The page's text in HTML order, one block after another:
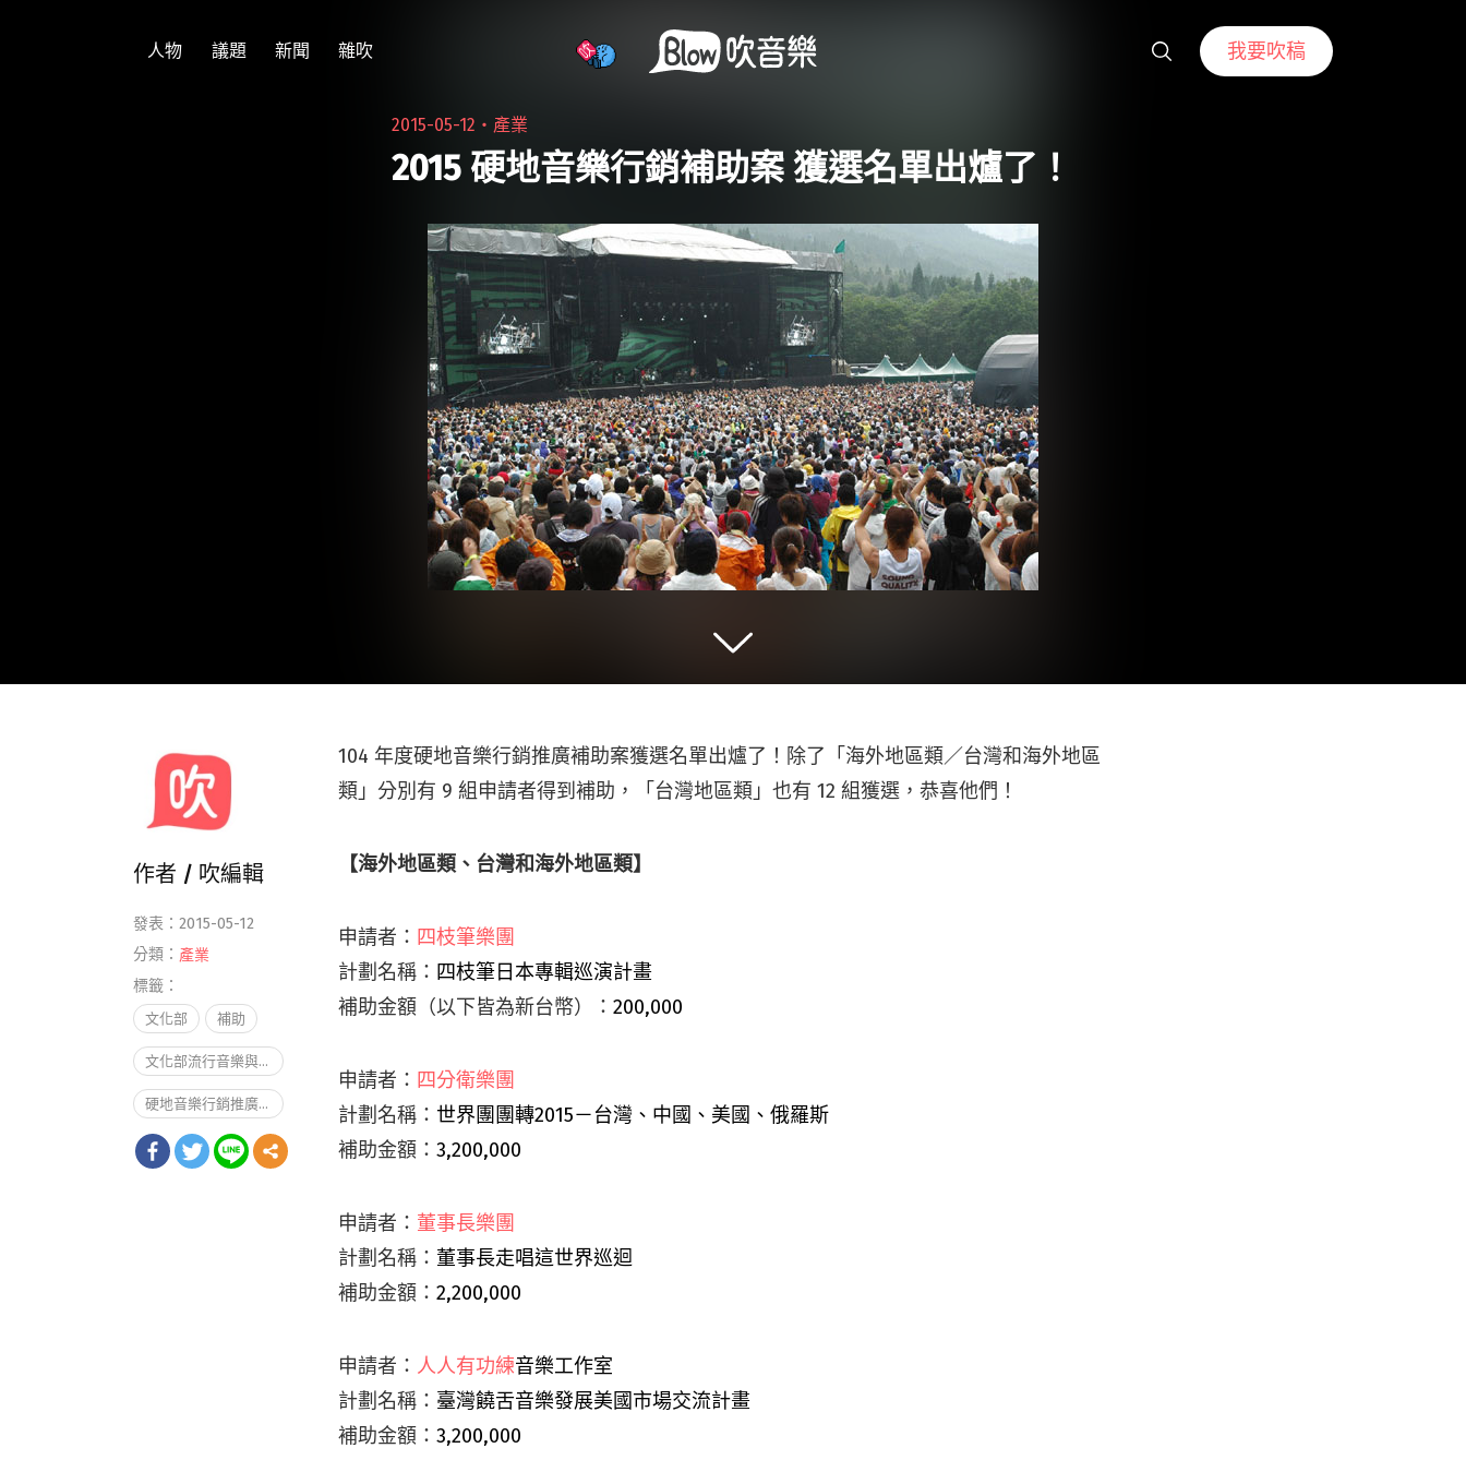
人物 議題 新聞 雜吹 我要吹稿
2015-05-12・ 產業
2015 硬地音樂行銷補助案 獲選名單出爐了！
104 年度硬地音樂行銷推廣補助案獲選名單出爐了！除了「海外地區類／台灣和海外地區
類」分別有 9 組申請者得到補助，「台灣地區類」也有 12 組獲選，恭喜他們！
【海外地區類、台灣和海外地區類】
申請者： 四枝筆樂團
計劃名稱： 四枝筆日本專輯巡演計畫
補助金額（以下皆為新台幣）：200,000
申請者： 四分衛樂團
計劃名稱： 世界團團轉2015－台灣、中國、美國、俄羅斯
補助金額：3,200,000
申請者： 董事長樂團
計劃名稱： 董事長走唱這世界巡迴
補助金額：2,200,000
申請者： 人人有功練音樂工作室
計劃名稱： 臺灣饒舌音樂發展美國市場交流計畫
補助金額：3,200,000
作者 / 吹編輯
發表：2015-05-12
分類： 產業
標籤：
文化部 補助
文化部流行音樂與產業局
硬地音樂行銷推廣補助案